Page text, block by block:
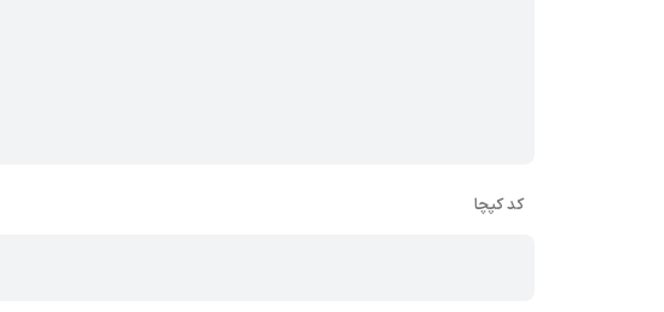
کد کپچا